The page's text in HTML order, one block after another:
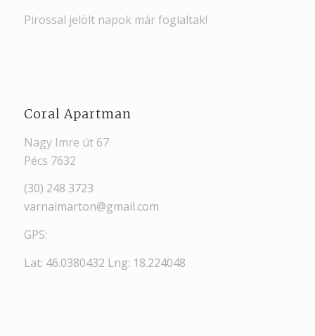
Pirossal jelölt napok már foglaltak!
Coral Apartman
Nagy Imre út 67
Pécs 7632
(30) 248 3723
varnaimarton@gmail.com
GPS:
Lat: 46.0380432 Lng: 18.224048